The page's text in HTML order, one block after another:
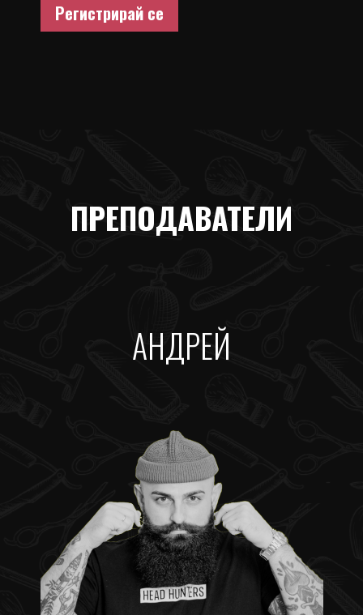
Регистрирай се
ПРЕПОДАВАТЕЛИ
АНДРЕЙ